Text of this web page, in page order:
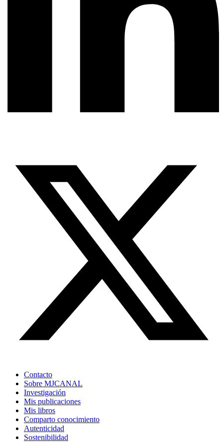
Contacto
Sobre MJCANAL
Investigación
Mis publicaciones
Mis libros
Comparto conocimiento
Autenticidad
Sostenibilidad